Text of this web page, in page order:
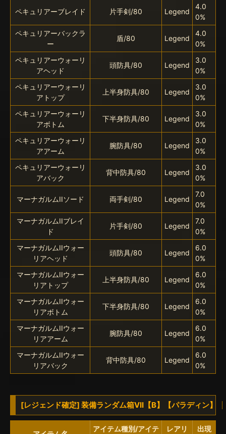
ペキュリアーブレイド 片手剣/80 Legend
4.0
0%
ペキュリアーバックラ
ー
盾/80 Legend
4.0
0%
ペキュリアーウォーリ
アヘッド
頭防具/80 Legend
3.0
0%
ペキュリアーウォーリ
アトップ
上半身防具/80 Legend
3.0
0%
ペキュリアーウォーリ
アボトム
下半身防具/80 Legend
3.0
0%
ペキュリアーウォーリ
アアーム
腕防具/80 Legend
3.0
0%
ペキュリアーウォーリ
アバック
背中防具/80 Legend
3.0
0%
マーナガルムIIソード 両手剣/80 Legend
7.0
0%
マーナガルムIIブレイ
ド
片手剣/80 Legend
7.0
0%
マーナガルムIIウォー
リアヘッド
頭防具/80 Legend
6.0
0%
マーナガルムIIウォー
リアトップ
上半身防具/80 Legend
6.0
0%
マーナガルムIIウォー
リアボトム
下半身防具/80 Legend
6.0
0%
マーナガルムIIウォー
リアアーム
腕防具/80 Legend
6.0
0%
マーナガルムIIウォー
リアバック
背中防具/80 Legend
6.0
0%
[レジェンド確定] 装備ランダム箱VII【B】【パラディン】
アイテム種別/アイテ
レアリ
出現